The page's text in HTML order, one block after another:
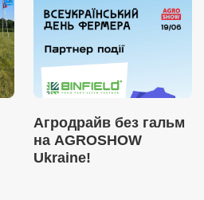
Агродрайв без гальм
на AGROSHOW
Ukraine!